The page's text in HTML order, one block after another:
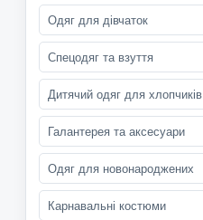
Одяг для дівчаток
Спецодяг та взуття
Дитячий одяг для хлопчиків
Галантерея та аксесуари
Одяг для новонароджених
Карнавальні костюми